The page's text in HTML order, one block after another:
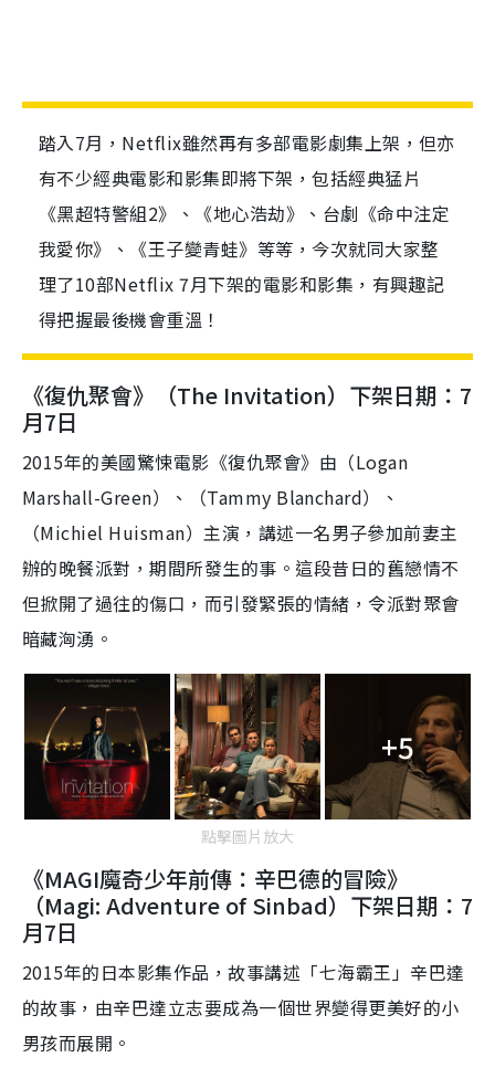
踏入7月，Netflix雖然再有多部電影劇集上架，但亦
有不少經典電影和影集即將下架，包括經典猛片
《黑超特警組2》、《地心浩劫》、台劇《命中注定
我愛你》、《王子變青蛙》等等，今次就同大家整
理了10部Netflix 7月下架的電影和影集，有興趣記
得把握最後機會重溫！
《復仇聚會》（The Invitation）下架日期：7
月7日
2015年的美國驚悚電影《復仇聚會》由（Logan
Marshall-Green）、（Tammy Blanchard）、
（Michiel Huisman）主演，講述一名男子參加前妻主
辦的晚餐派對，期間所發生的事。這段昔日的舊戀情不
但掀開了過往的傷口，而引發緊張的情緒，令派對聚會
暗藏洶湧。
+5
點擊圖片放大
《MAGI魔奇少年前傳：辛巴德的冒險》
（Magi: Adventure of Sinbad）下架日期：7
月7日
2015年的日本影集作品，故事講述「七海霸王」辛​巴達
的故事，由辛​巴達立志要成為一個世界變得更美好的小
男孩而展開。